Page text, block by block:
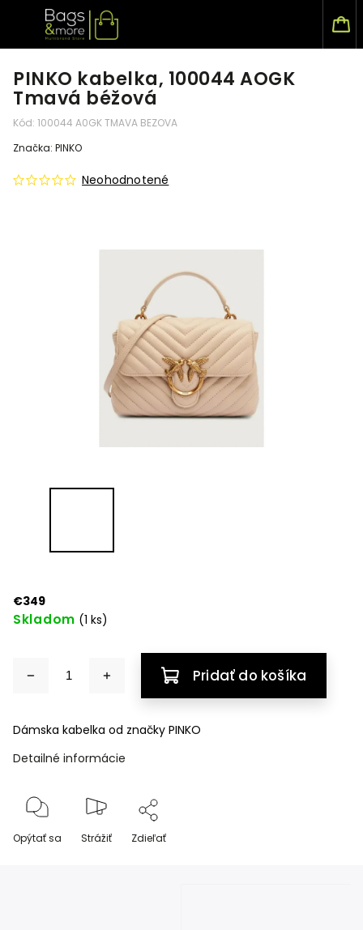
PINKO kabelka, 100044 AOGK
Tmavá béžová
Kód: 100044 A0GK TMAVA BEZOVA
Neohodnotené
Značka: PINKO
€349
Skladom (1 ks)
Pridať do košíka
Dámska kabelka od značky PINKO
Detailné informácie
Opýtať sa Strážiť Zdieľať